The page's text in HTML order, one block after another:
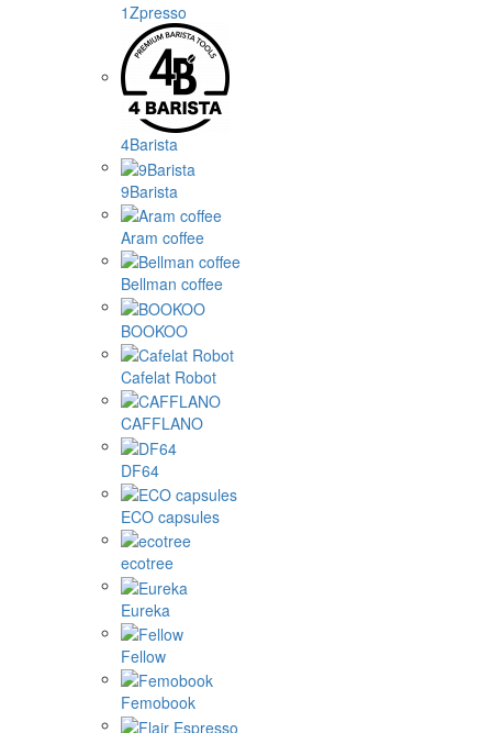
1Zpresso
4Barista
9Barista
Aram coffee
Bellman coffee
BOOKOO
Cafelat Robot
CAFFLANO
DF64
ECO capsules
ecotree
Eureka
Fellow
Femobook